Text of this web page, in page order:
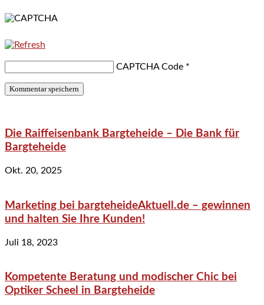
CAPTCHA Code *
Die Raiffeisenbank Bargteheide – Die Bank für
Bargteheide
Okt. 20, 2025
Marketing bei bargteheideAktuell.de – gewinnen
und halten Sie Ihre Kunden!
Juli 18, 2023
Kompetente Beratung und modischer Chic bei
Optiker Scheel in Bargteheide